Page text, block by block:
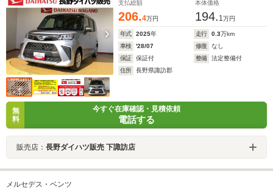
支払総額
206.4万円
本体価格
194. 1 万円
年式 2025年 走行 0.3万km
車検
'28/07 修復
なし
保証
保証付 整備
法定整備付
住所
長野県諏訪郡
無
料
今すぐ在庫確認・見積依頼
電話する
販売店： 長野ダイハツ販売 下諏訪店
メルセデス・ベンツ